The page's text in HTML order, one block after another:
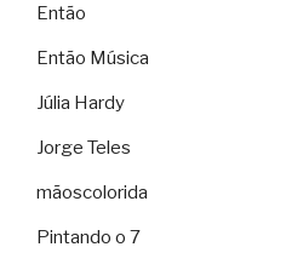
Então
Então Música
Júlia Hardy
Jorge Teles
mãoscolorida
Pintando o 7